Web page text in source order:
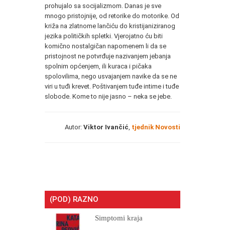
prohujalo sa socijalizmom. Danas je sve
mnogo pristojnije, od retorike do motorike. Od
križa na zlatnome lančiću do kristijaniziranog
jezika političkih spletki. Vjerojatno ću biti
komično nostalgičan napomenem li da se
pristojnost ne potvrđuje nazivanjem jebanja
spolnim općenjem, ili kuraca i pičaka
spolovilima, nego usvajanjem navike da se ne
viri u tuđi krevet. Poštivanjem tuđe intime i tuđe
slobode. Kome to nije jasno – neka se jebe.
Autor: Viktor Ivančić tjednik Novosti
(POD) RAZNO
Simptomi kraja